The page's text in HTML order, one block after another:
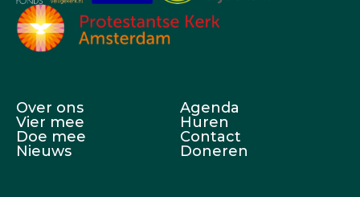
Over ons
Vier mee
Doe mee
Nieuws
Agenda
Huren
Contact
Doneren